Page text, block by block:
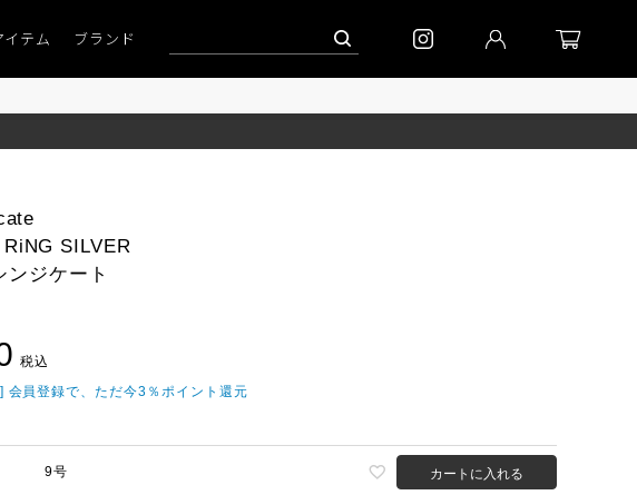
ーポイントキャンペーン」 到着｜2026AW「シフォンニット」 到着｜2026AW「マガジン」
イテム ブランド
SILVER
ンジケート
税込
会員登録で、ただ今3％ポイント還元
9号 カートに入れる